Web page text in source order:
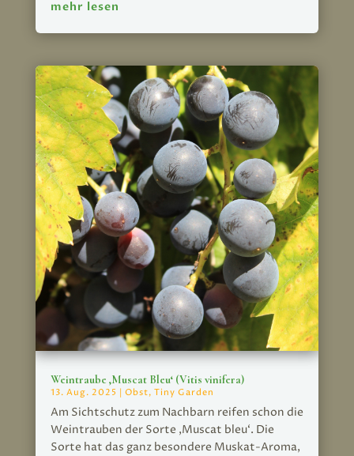
mehr lesen
Weintraube ‚Muscat Bleu‘ (Vitis vinifera)
13. Aug. 2025 | Obst, Tiny Garden
Am Sichtschutz zum Nachbarn reifen schon die
Weintrauben der Sorte ‚Muscat bleu‘. Die
Sorte hat das ganz besondere Muskat-Aroma,